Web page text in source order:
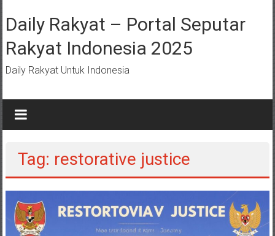
ke
konten
Daily Rakyat – Portal Seputar
Rakyat Indonesia 2025
Daily Rakyat Untuk Indonesia
Tag: restorative justice